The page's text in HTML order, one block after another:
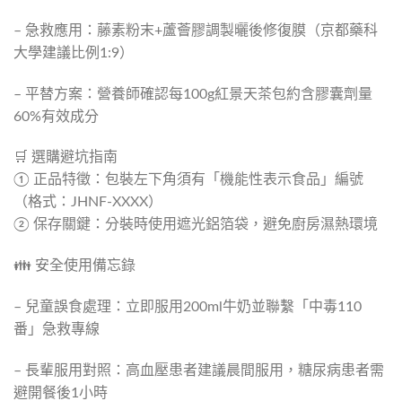
– 急救應用：藤素粉末+蘆薈膠調製曬後修復膜（京都藥科
大學建議比例1:9）
– 平替方案：營養師確認每100g紅景天茶包約含膠囊劑量
60%有效成分
🛒 選購避坑指南
① 正品特徵：包裝左下角須有「機能性表示食品」編號
（格式：JHNF-XXXX）
② 保存關鍵：分裝時使用遮光鋁箔袋，避免廚房濕熱環境
👪 安全使用備忘錄
– 兒童誤食處理：立即服用200ml牛奶並聯繫「中毒110
番」急救專線
– 長輩服用對照：高血壓患者建議晨間服用，糖尿病患者需
避開餐後1小時